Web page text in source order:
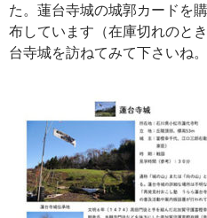
た。蓮台寺城の城郭カードを
布しています（在庫切れのと
台寺城を訪ねてみて下さいね。